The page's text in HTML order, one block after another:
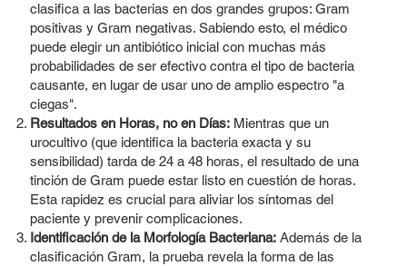
clasifica a las bacterias en dos grandes grupos: Gram
positivas y Gram negativas. Sabiendo esto, el médico
puede elegir un antibiótico inicial con muchas más
probabilidades de ser efectivo contra el tipo de bacteria
causante, en lugar de usar uno de amplio espectro "a
ciegas".
Resultados en Horas, no en Días:Mientras que un
urocultivo (que identifica la bacteria exacta y su
sensibilidad) tarda de 24 a 48 horas, el resultado de una
tinción de Gram puede estar listo en cuestión de horas.
Esta rapidez es crucial para aliviar los síntomas del
paciente y prevenir complicaciones.
Identificación de la Morfología Bacteriana:Además de la
clasificación Gram, la prueba revela la forma de las